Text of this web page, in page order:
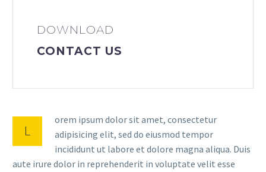
DOWNLOAD
CONTACT US
L
orem ipsum dolor sit amet, consectetur
adipisicing elit, sed do eiusmod tempor
incididunt ut labore et dolore magna aliqua. Duis
aute irure dolor in reprehenderit in voluptate velit esse